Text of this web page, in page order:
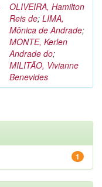
OLIVEIRA, Hamilton
Reis de; LIMA,
Mônica de Andrade;
MONTE, Kerlen
Andrade do;
MILITÃO, Vivianne
Benevides
1